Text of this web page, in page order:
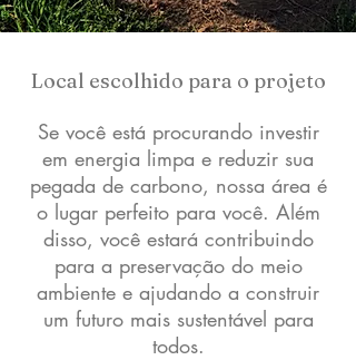
Local escolhido para o projeto
Se você está procurando investir
em energia limpa e reduzir sua
pegada de carbono, nossa área é
o lugar perfeito para você. Além
disso, você estará contribuindo
para a preservação do meio
ambiente e ajudando a construir
um futuro mais sustentável para
todos.